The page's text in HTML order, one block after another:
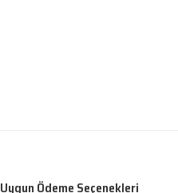
Uygun Ödeme Seçenekleri